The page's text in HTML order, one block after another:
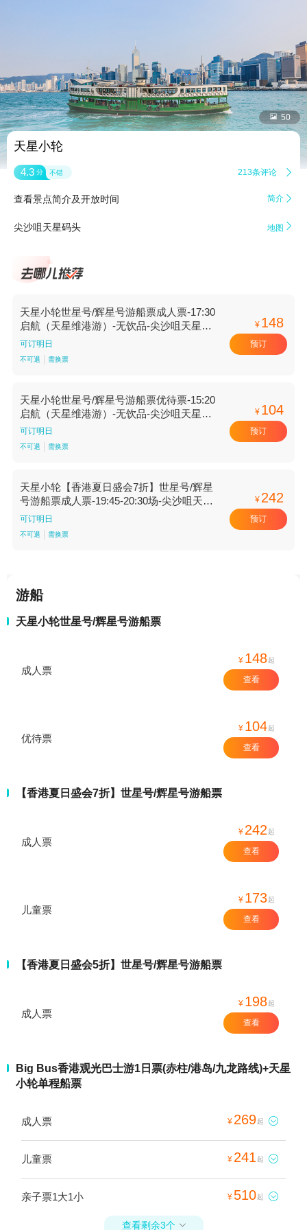
 50
天星小轮
4.3 分 不错 213条评论 
查看景点简介及开放时间 简介 
尖沙咀天星码头 地图 
天星小轮世星号/辉星号游船票成人票-17:30
启航（天星维港游）-无饮品-尖沙咀天星码
头【17:30启航（天星维港游） 无饮品 尖沙
咀天星码头】
可订明日
不可退 需换票
¥ 148
预订
天星小轮世星号/辉星号游船票优待票-15:20
启航（天星维港游）-无饮品-尖沙咀天星码
头【15:20启航（天星维港游） 无饮品 尖沙
咀天星码头】
可订明日
不可退 需换票
¥ 104
预订
天星小轮【香港夏日盛会7折】世星号/辉星
号游船票成人票-19:45-20:30场-尖沙咀天星
码头【19:45-20:30场 尖沙咀天星码头】
可订明日
不可退 需换票
¥ 242
预订
游船
天星小轮世星号/辉星号游船票
成人票
¥ 148起
查看
优待票
¥ 104起
查看
【香港夏日盛会7折】世星号/辉星号游船票
成人票
¥ 242 起
查看
儿童票
¥ 173起
查看
【香港夏日盛会5折】世星号/辉星号游船票
成人票
¥ 198起
查看
Big Bus香港观光巴士游1日票(赤柱/港岛/九龙路线)+天星
小轮单程船票
成人票 ¥ 269起 
儿童票 ¥ 241 起 
亲子票1大1小 ¥ 510起 
查看剩余3个 